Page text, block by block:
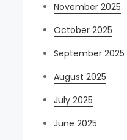
November 2025
October 2025
September 2025
August 2025
July 2025
June 2025